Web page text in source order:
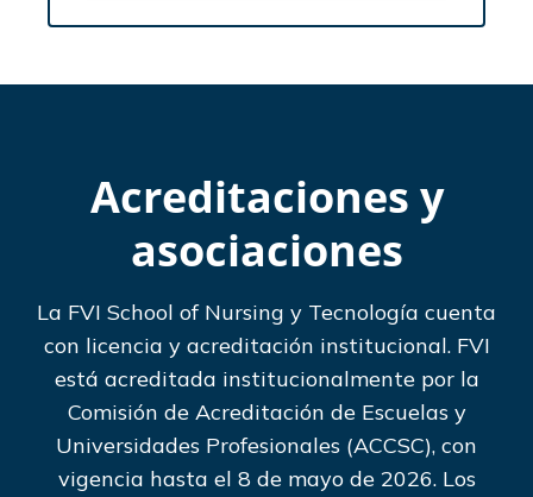
Acreditaciones y
asociaciones
La FVI School of Nursing y Tecnología cuenta
con licencia y acreditación institucional. FVI
está acreditada institucionalmente por la
Comisión de Acreditación de Escuelas y
Universidades Profesionales (ACCSC), con
vigencia hasta el 8 de mayo de 2026. Los